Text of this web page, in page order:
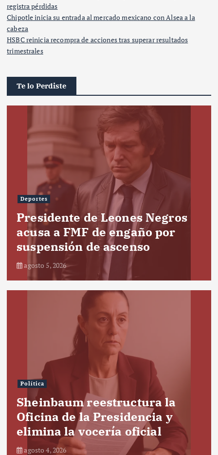
registra pérdidas
Chipotle inicia su entrada al mercado mexicano con Alsea a la
cabeza
HSBC reinicia recompra de acciones tras superar resultados
trimestrales
Te lo Perdiste
Deportes
Presidente de Leones Negros
acusa a FMF de engaño por
suspensión de ascenso
agosto 5, 2026
Política
Sheinbaum reestructura la
Oficina de la Presidencia y
elimina la vocería oficial
agosto 4, 2026